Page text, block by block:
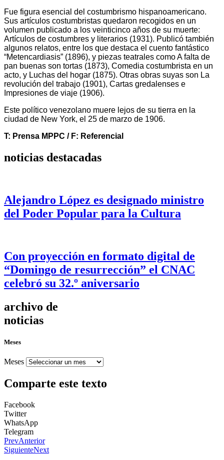
Fue figura esencial del costumbrismo hispanoamericano.
Sus artículos costumbristas quedaron recogidos en un
volumen publicado a los veinticinco años de su muerte:
Artículos de costumbres y literarios (1931). Publicó también
algunos relatos, entre los que destaca el cuento fantástico
“Metencardiasis” (1896), y piezas teatrales como A falta de
pan buenas son tortas (1873), Comedia costumbrista en un
acto, y Luchas del hogar (1875). Otras obras suyas son La
revolución del trabajo (1901), Cartas gredalenses e
Impresiones de viaje (1906).
Este político venezolano muere lejos de su tierra en la
ciudad de New York, el 25 de marzo de 1906.
T: Prensa MPPC / F: Referencial
noticias destacadas
Alejandro López es designado ministro
del Poder Popular para la Cultura
Con proyección en formato digital de
“Domingo de resurrección” el CNAC
celebró su 32.º aniversario
archivo de
noticias
Meses
Meses
Comparte este texto
Facebook
Twitter
WhatsApp
Telegram
PrevAnterior
SiguienteNext